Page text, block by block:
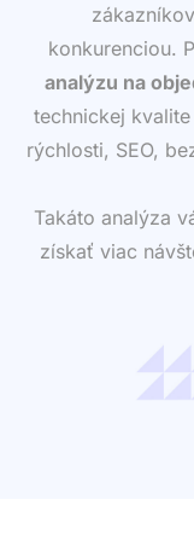
konkurenciou.
analýzu na
technickej
rýchlosti, SEO,
Takáto analýza
získať viac